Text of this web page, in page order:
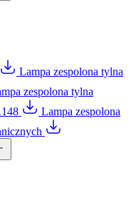
Lampa zespolona tylna
zespolona tylna
Lampa zespolona